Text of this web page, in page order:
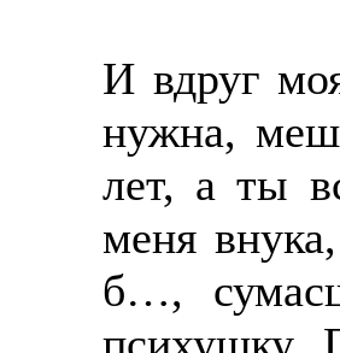
И вдруг
нужна,
лет, а ты
меня
б…,